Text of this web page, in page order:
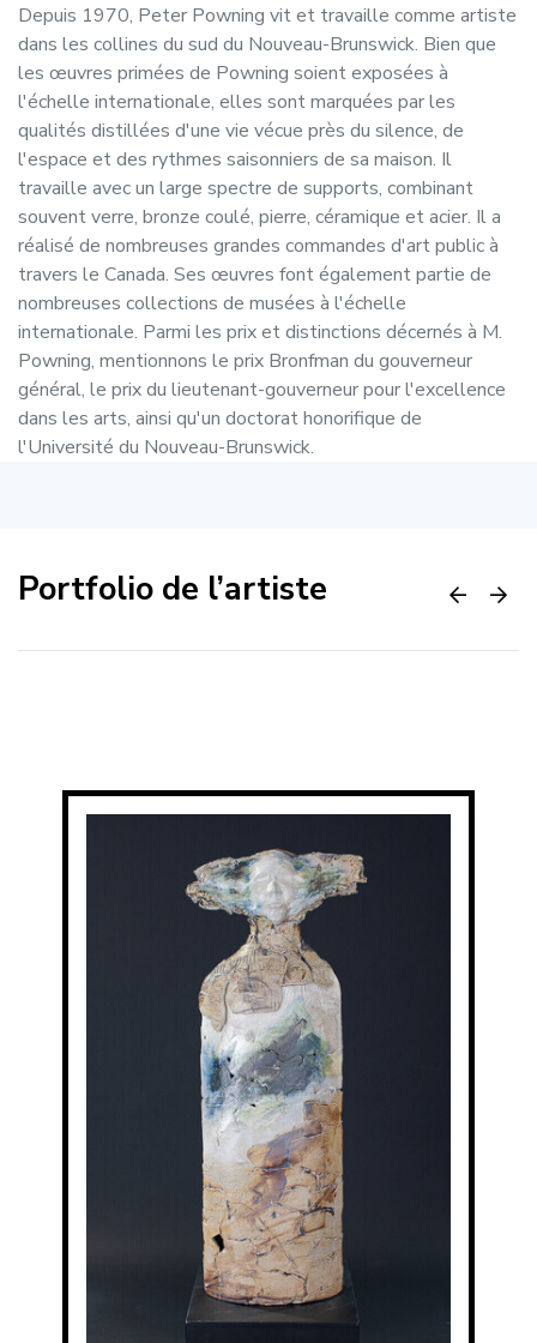
Depuis 1970, Peter Powning vit et travaille comme artiste
dans les collines du sud du Nouveau-Brunswick. Bien que
les œuvres primées de Powning soient exposées à
l'échelle internationale, elles sont marquées par les
qualités distillées d'une vie vécue près du silence, de
l'espace et des rythmes saisonniers de sa maison. Il
travaille avec un large spectre de supports, combinant
souvent verre, bronze coulé, pierre, céramique et acier. Il a
réalisé de nombreuses grandes commandes d'art public à
travers le Canada. Ses œuvres font également partie de
nombreuses collections de musées à l'échelle
internationale. Parmi les prix et distinctions décernés à M.
Powning, mentionnons le prix Bronfman du gouverneur
général, le prix du lieutenant-gouverneur pour l'excellence
dans les arts, ainsi qu'un doctorat honorifique de
l'Université du Nouveau-Brunswick.
Portfolio de l’artiste